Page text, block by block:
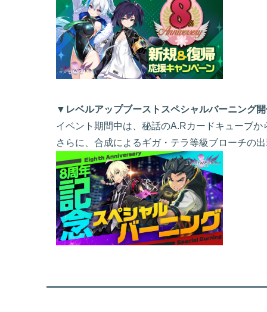
▼レベルアップブーストスペシャルバーニング
イベント期間中は、秘話のA.Rカードキューブ
さらに、合成によるギガ・テラ等級ブローチの